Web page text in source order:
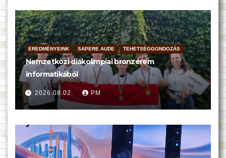
EREDMÉNYEINK SAPERE AUDE TEHETSÉGGONDOZÁS
Nemzetközi diákolimpiai bronzérem
informatikából
2026.08.02. PM